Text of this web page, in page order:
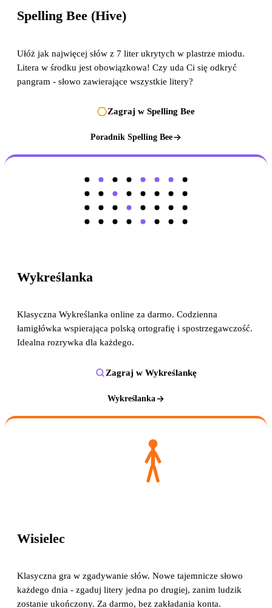
Spelling Bee (Hive)
Ułóż jak najwięcej słów z 7 liter ukrytych w plastrze miodu.
Litera w środku jest obowiązkowa! Czy uda Ci się odkryć
pangram - słowo zawierające wszystkie litery?
Zagraj w Spelling Bee
Poradnik Spelling Bee
Wykreślanka
Klasyczna Wykreślanka online za darmo. Codzienna
łamigłówka wspierająca polską ortografię i spostrzegawczość.
Idealna rozrywka dla każdego.
Zagraj w Wykreślankę
Wykreślanka
Wisielec
Klasyczna gra w zgadywanie słów. Nowe tajemnicze słowo
każdego dnia - zgaduj litery jedna po drugiej, zanim ludzik
zostanie ukończony. Za darmo, bez zakładania konta.